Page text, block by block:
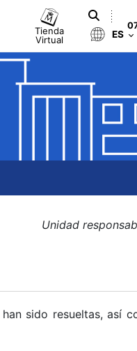
Tienda
Virtual
ES
Unidad
sido resueltas, así